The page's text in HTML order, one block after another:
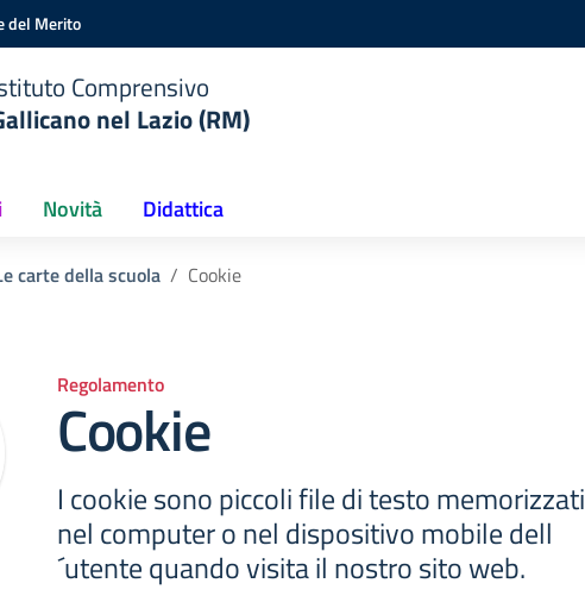
del Merito
Comprensivo
nel Lazio (RM)
Novità Didattica
carte della scuola Cookie
Regolamento
Cookie
I cookie sono piccoli file di testo memorizzati
nel computer o nel dispositivo mobile dell
´utente quando visita il nostro sito web.